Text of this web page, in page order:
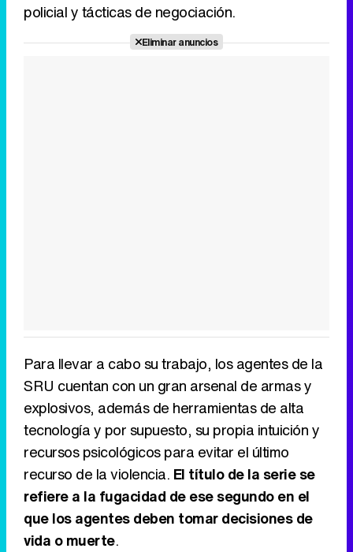
policial y tácticas de negociación.
Eliminar anuncios
Para llevar a cabo su trabajo, los agentes de la
SRU cuentan con un gran arsenal de armas y
explosivos, además de herramientas de alta
tecnología y por supuesto, su propia intuición y
recursos psicológicos para evitar el último
recurso de la violencia. El título de la serie se
refiere a la fugacidad de ese segundo en el
que los agentes deben tomar decisiones de
vida o muerte.